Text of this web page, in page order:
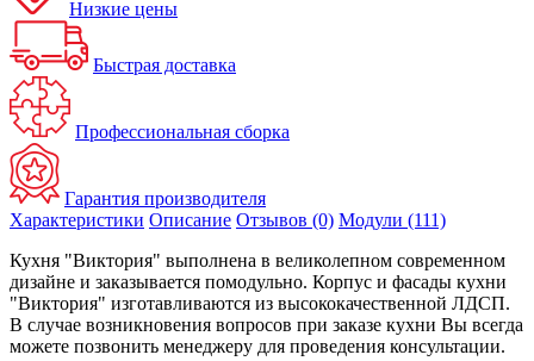
Низкие цены
Быстрая доставка
Профессиональная сборка
Гарантия производителя
Характеристики Описание Отзывов (0) Модули (111)
Кухня "Виктория" выполнена в великолепном современном
дизайне и заказывается помодульно. Корпус и фасады кухни
"Виктория" изготавливаются из высококачественной ЛДСП.
В случае возникновения вопросов при заказе кухни Вы всегда
можете позвонить менеджеру для проведения консультации.